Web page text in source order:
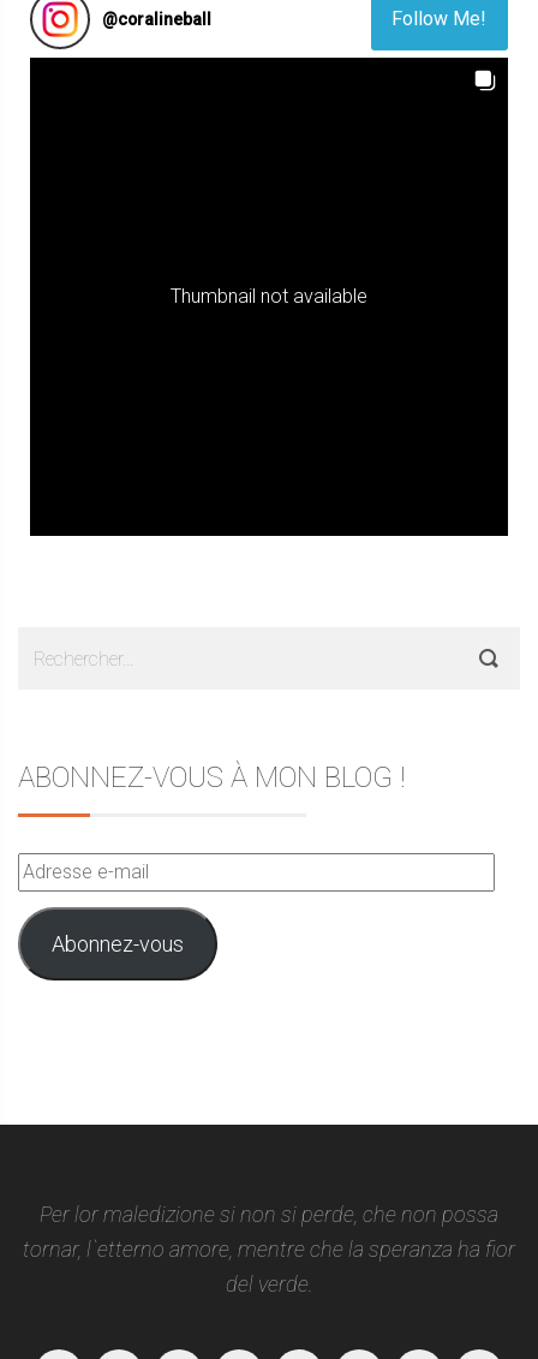
@coralineball Follow Me!
Thumbnail not available
ABONNEZ-VOUS À MON BLOG !
Adresse
e-
mail
Abonnez-vous
Per lor maledizione si non si perde, che non possa
tornar, l`etterno amore, mentre che la speranza ha fior
del verde.